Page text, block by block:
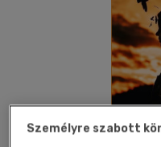
Személyre szabott